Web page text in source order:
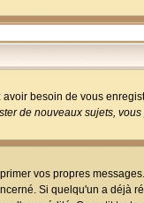
besoin de vous
de nouveaux sujets, vous
vos propres
Si quelqu'un a déjà